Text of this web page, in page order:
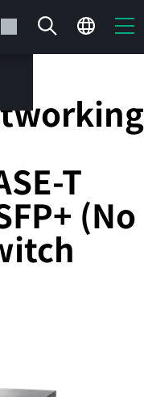
是空的
和订购。
T
(No